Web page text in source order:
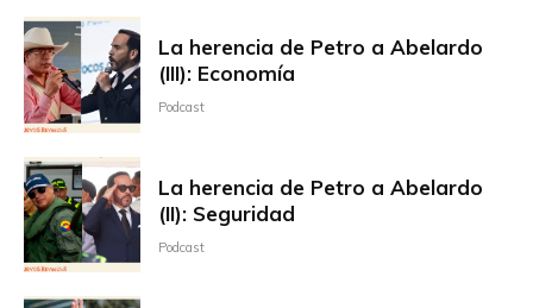
La herencia de Petro a Abelardo
(III): Economía
Podcast
La herencia de Petro a Abelardo
(II): Seguridad
Podcast